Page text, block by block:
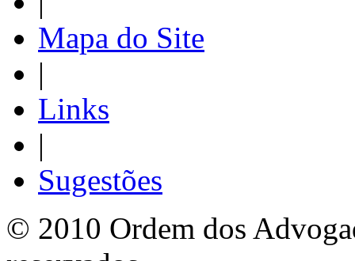
Mapa do Site
|
Links
|
Sugestões
© 2010 Ordem dos